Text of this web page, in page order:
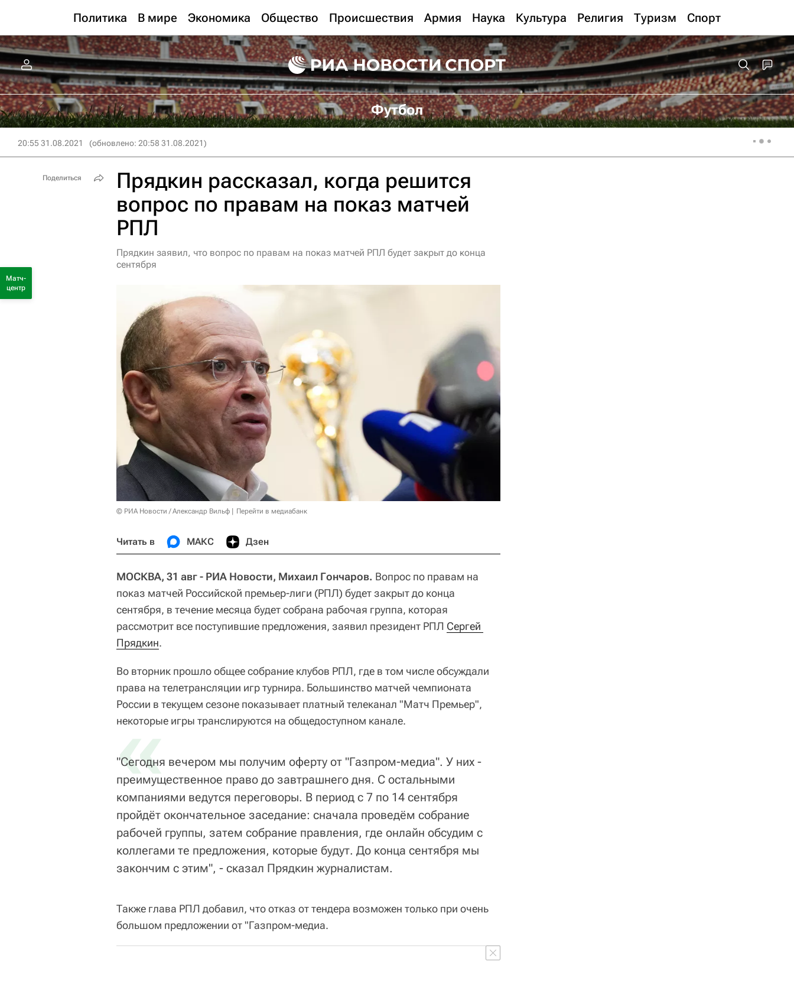
Политика В мире Экономика Общество Происшествия Армия Наука Культура Религия Туризм Спорт
Футбол
20:55 31.08.2021 (обновлено: 20:58 31.08.2021)
Прядкин рассказал, когда решится
вопрос по правам на показ матчей
РПЛ
Прядкин заявил, что вопрос по правам на показ матчей РПЛ будет закрыт до конца
сентября
© РИА Новости / Александр Вильф Перейти в медиабанк
Читать в МАКС Дзен
МОСКВА, 31 авг - РИА Новости, Михаил Гончаров. Вопрос по правам на
показ матчей Российской премьер-лиги (РПЛ) будет закрыт до конца
сентября, в течение месяца будет собрана рабочая группа, которая
рассмотрит все поступившие предложения, заявил президент РПЛ Сергей
Прядкин.
Во вторник прошло общее собрание клубов РПЛ, где в том числе обсуждали
права на телетрансляции игр турнира. Большинство матчей чемпионата
России в текущем сезоне показывает платный телеканал "Матч Премьер",
некоторые игры транслируются на общедоступном канале.
«
"Сегодня вечером мы получим оферту от "Газпром-медиа". У них -
преимущественное право до завтрашнего дня. С остальными
компаниями ведутся переговоры. В период с 7 по 14 сентября
пройдёт окончательное заседание: сначала проведём собрание
рабочей группы, затем собрание правления, где онлайн обсудим с
коллегами те предложения, которые будут. До конца сентября мы
закончим с этим", - сказал Прядкин журналистам.
Также глава РПЛ добавил, что отказ от тендера возможен только при очень
большом предложении от "Газпром-медиа.
Поделиться
Матч-
центр